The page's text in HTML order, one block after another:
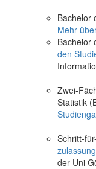
Bachelor
Mehr
Bachelor
den
Zwei-
Statistik
Schritt-
der Uni